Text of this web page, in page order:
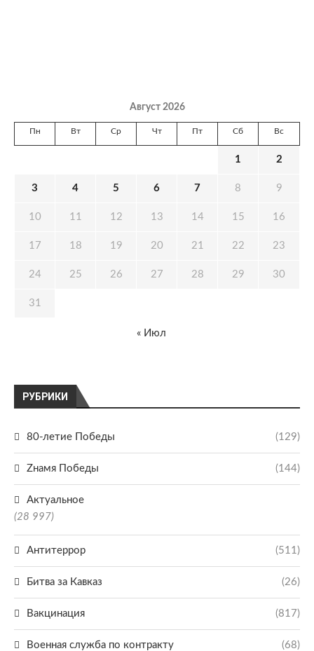
РУБРИКИ
80-летие Победы (129)
Zнамя Победы (144)
Актуальное
(28 997)
Антитеррор (511)
Битва за Кавказ (26)
Вакцинация (817)
Военная служба по контракту (68)
Август 2026
Пн Вт Ср Чт Пт Сб Вс
1 2
3 4 5 6 7 8 9
10 11 12 13 14 15 16
17 18 19 20 21 22 23
24 25 26 27 28 29 30
31
« Июл